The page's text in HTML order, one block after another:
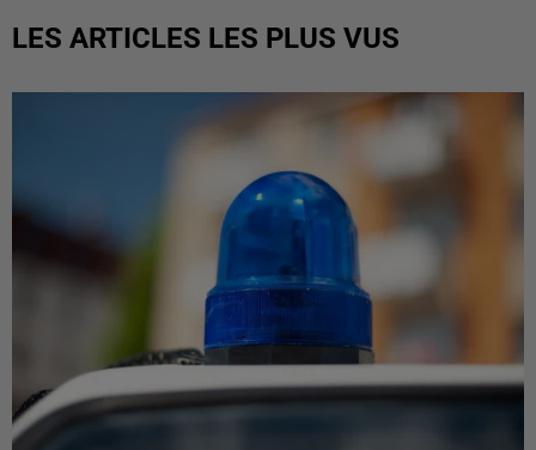
LES ARTICLES LES PLUS VUS